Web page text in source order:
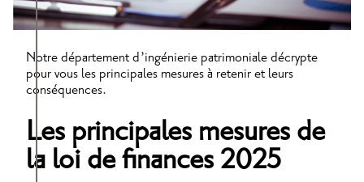
Notre département d’ingénierie patrimoniale décrypte
pour vous les principales mesures à retenir et leurs
conséquences.
Les principales mesures de
la loi de finances 2025